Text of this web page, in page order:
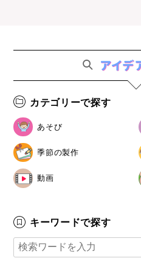
カテゴリーで探す
あそび
季節の製作
動画
キーワードで探す